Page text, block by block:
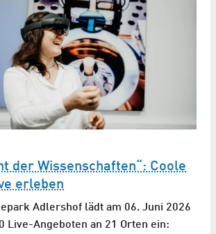
der Wissenschaften“: Coole
erleben
Adlershof lädt am 06. Juni 2026
Live-Angeboten an 21 Orten ein: